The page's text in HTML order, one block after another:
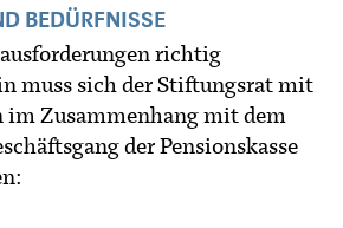
BEDÜRFNISSE
richtig
muss sich der Stiftungsrat mit
im Zusammenhang mit dem
der Pensionskasse